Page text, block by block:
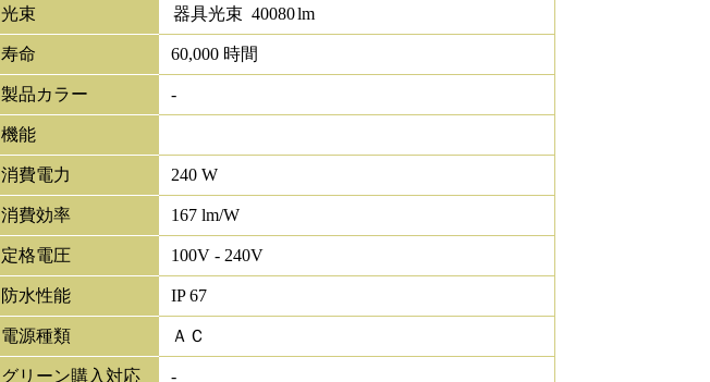
光束 器具光束 40080lm
寿命 60,000 時間
製品カラー -
機能
消費電力 240 W
消費効率 167 lm/W
定格電圧 100V - 240V
防水性能 IP 67
電源種類 ＡＣ
グリーン購入対応 -